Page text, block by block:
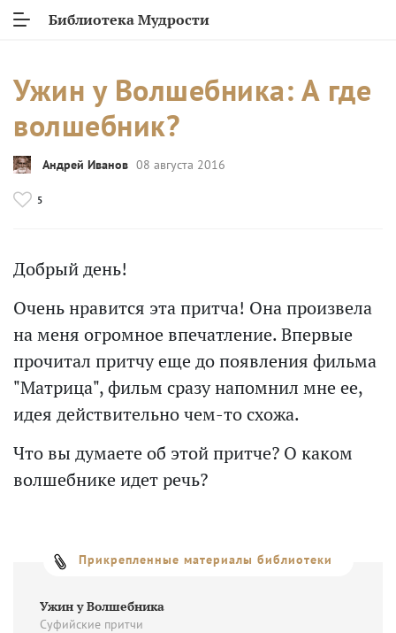
Библиотека Мудрости
Ужин у Волшебника: А где
волшебник?
Андрей Иванов 08 августа 2016
5
Добрый день!
Очень нравится эта притча! Она произвела
на меня огромное впечатление. Впервые
прочитал притчу еще до появления фильма
"Матрица", фильм сразу напомнил мне ее,
идея действительно чем-то схожа.
Что вы думаете об этой притче? О каком
волшебнике идет речь?
Прикрепленные материалы библиотеки
Ужин у Волшебника
Суфийские притчи